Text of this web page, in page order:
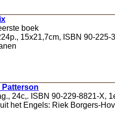
boek
15x21,7cm, ISBN 90-
Patterson
24c,. ISBN 90-229-8821-X,
het Engels: Riek Borgers-